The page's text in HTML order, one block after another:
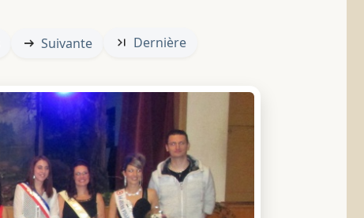
Suivante Dernière